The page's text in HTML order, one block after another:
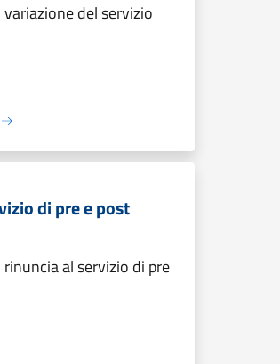
del servizio
di pre e post
al servizio di pre